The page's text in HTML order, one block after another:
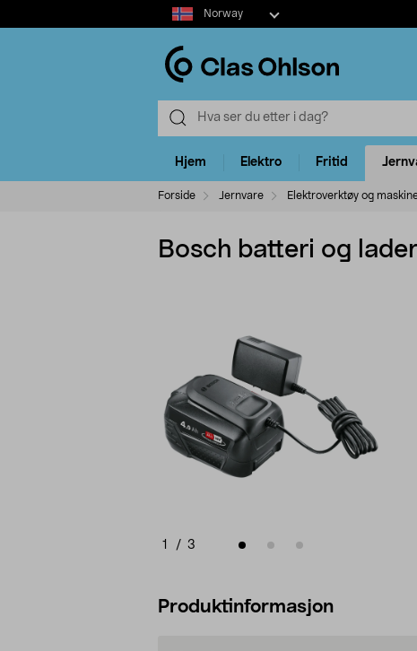
Select
market
Norway
Hjem Elektro Fritid
Forside Jernvare Elektroverktøy og
Bosch batteri og
1 / 3
Produktinformasjon